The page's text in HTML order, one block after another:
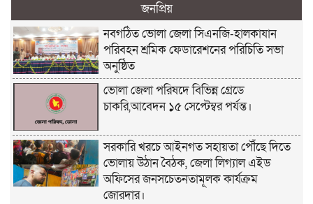
জনপ্রিয়
নবগঠিত ভোলা জেলা সিএনজি-হালকাযান
পরিবহন শ্রমিক ফেডারেশনের পরিচিতি সভা
অনুষ্ঠিত
ভোলা জেলা পরিষদে বিভিন্ন গ্রেডে
চাকরি,আবেদন ১৫ সেপ্টেম্বর পর্যন্ত।
সরকারি খরচে আইনগত সহায়তা পৌঁছে দিতে
ভোলায় উঠান বৈঠক, জেলা লিগ্যাল এইড
অফিসের জনসচেতনতামূলক কার্যক্রম
জোরদার।